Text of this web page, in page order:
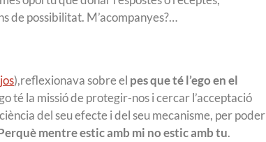
de possibilitat. M’acompanyes?…
),reflexionava sobre el pes que té l’ego en el
té la missió de protegir-nos i cercar l’acceptació
del seu efecte i del seu mecanisme, per poder
mentre estic amb mi no estic amb tu.